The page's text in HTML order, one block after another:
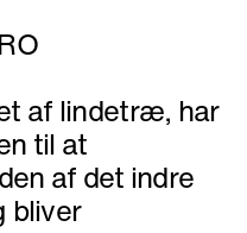
af lindetræ, har
til at
af det indre
bliver